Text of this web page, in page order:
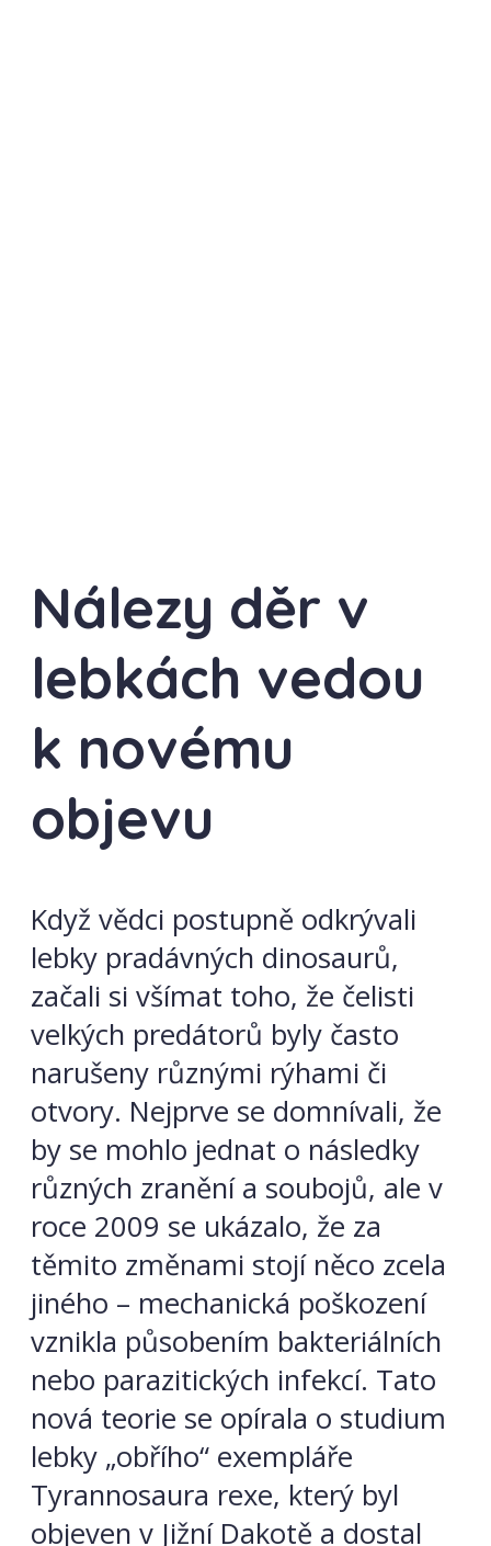
Nálezy děr v
lebkách vedou
k novému
objevu
Když vědci postupně odkrývali
lebky pradávných dinosaurů,
začali si všímat toho, že čelisti
velkých predátorů byly často
narušeny různými rýhami či
otvory. Nejprve se domnívali, že
by se mohlo jednat o následky
různých zranění a soubojů, ale v
roce 2009 se ukázalo, že za
těmito změnami stojí něco zcela
jiného – mechanická poškození
vznikla působením bakteriálních
nebo parazitických infekcí. Tato
nová teorie se opírala o studium
lebky „obřího“ exempláře
Tyrannosaura rexe, který byl
objeven v Jižní Dakotě a dostal